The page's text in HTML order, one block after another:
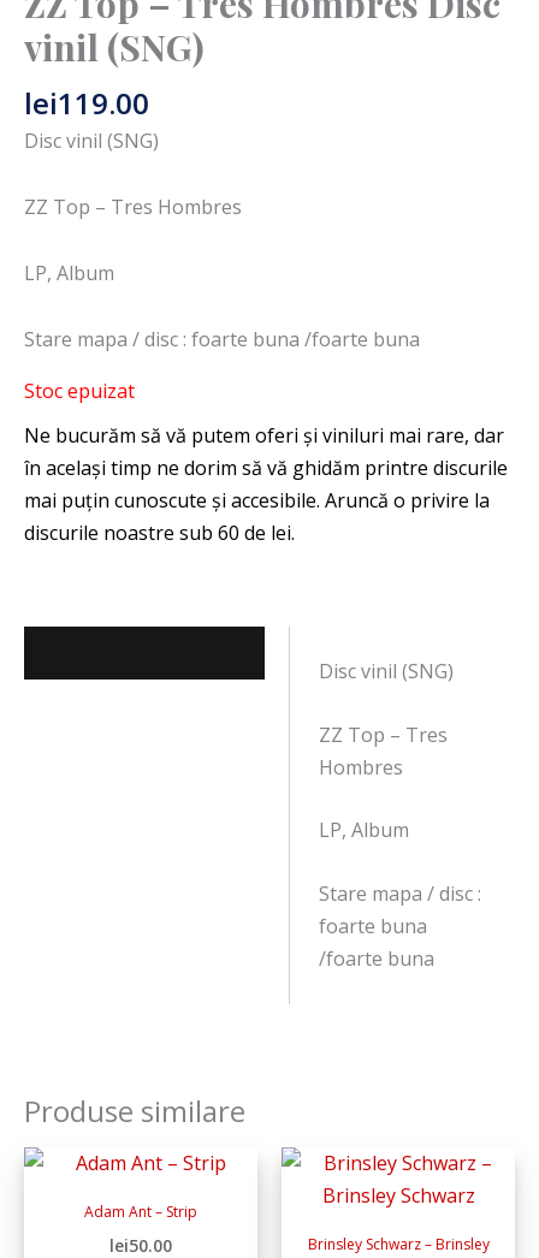
vinil (SNG)
lei119.00
Disc vinil (SNG)
ZZ Top – Tres Hombres
LP, Album
Stare mapa / disc : foarte buna /foarte buna
Stoc epuizat
Disc vinil (SNG)
ZZ Top – Tres
Hombres
LP, Album
Stare mapa / disc :
foarte buna
/foarte buna
Produse similare
Adam Ant – Strip
lei50.00
Brinsley Schwarz – Brinsley